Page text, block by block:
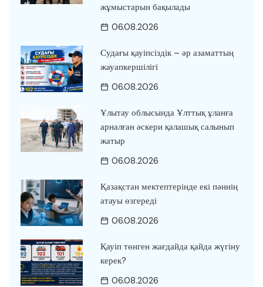
жұмыстарын бақылады
06.08.2026
Судағы қауіпсіздік – әр азаматтың
жауапкершілігі
06.08.2026
Ұлытау облысында Ұлттық ұланға
арналған әскери қалашық салынып
жатыр
06.08.2026
Қазақстан мектептерінде екі пәннің
атауы өзгереді
06.08.2026
Қауіп төнген жағдайда қайда жүгіну
керек?
06.08.2026